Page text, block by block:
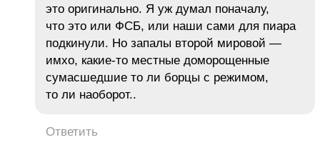
это оригинально. Я уж думал поначалу,
что это или ФСБ, или наши сами для пиара
подкинули. Но запалы второй мировой —
имхо, какие-то местные доморощенные
сумасшедшие то ли борцы с режимом,
то ли наоборот..
Ответить